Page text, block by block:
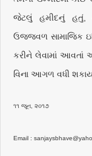
જેટલું હમીદનું હતું,
ઉજ્જ્વળ સામાજિક
કરીને લેવામાં આવતાં
વિના આગળ વધી
૧૧ જૂન, ૨૦૧૭
Email :